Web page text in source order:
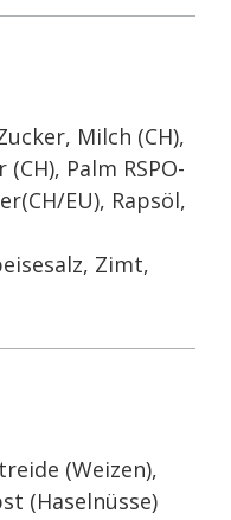
Milch (CH),
Palm RSPO-
EU), Rapsöl,
Zimt,
(Weizen),
(Haselnüsse)